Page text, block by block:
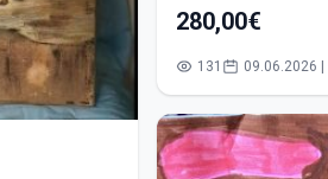
280,00€
131